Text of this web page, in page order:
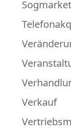
Verkauf